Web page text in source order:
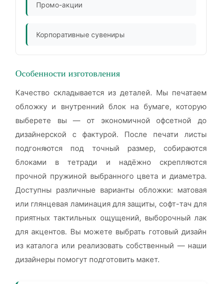
Промо-акции
Корпоративные сувениры
Особенности изготовления
Качество складывается из деталей. Мы печатаем
обложку и внутренний блок на бумаге, которую
выберете вы — от экономичной офсетной до
дизайнерской с фактурой. После печати листы
подгоняются под точный размер, собираются
блоками в тетради и надёжно скрепляются
прочной пружиной выбранного цвета и диаметра.
Доступны различные варианты обложки: матовая
или глянцевая ламинация для защиты, софт-тач для
приятных тактильных ощущений, выборочный лак
для акцентов. Вы можете выбрать готовый дизайн
из каталога или реализовать собственный — наши
дизайнеры помогут подготовить макет.